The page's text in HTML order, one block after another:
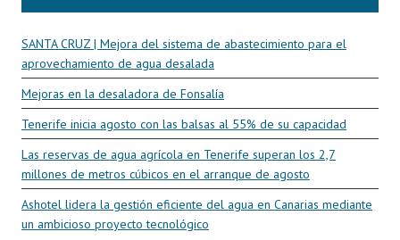
SANTA CRUZ | Mejora del sistema de abastecimiento para el
aprovechamiento de agua desalada
Mejoras en la desaladora de Fonsalía
Tenerife inicia agosto con las balsas al 55% de su capacidad
Las reservas de agua agrícola en Tenerife superan los 2,7
millones de metros cúbicos en el arranque de agosto
Ashotel lidera la gestión eficiente del agua en Canarias mediante
un ambicioso proyecto tecnológico